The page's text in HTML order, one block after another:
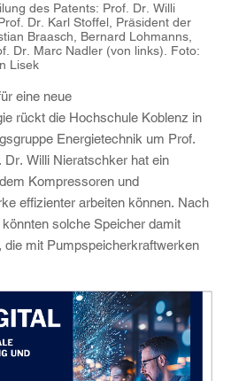
des Patents: Prof. Dr. Willi
Dr. Karl Stoffel, Präsident der
Braasch, Bernard Lohmanns,
Dr. Marc Nadler (von links). Foto:
Lisek
eine neue
rückt die Hochschule Koblenz in
Energietechnik um Prof.
Willi Nieratschker hat ein
Kompressoren und
effizienter arbeiten können. Nach
solche Speicher damit
die mit Pumpspeicherkraftwerken